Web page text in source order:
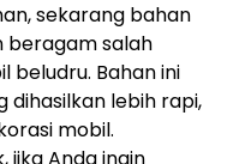
sekarang bahan
beragam salah
beludru. Bahan ini
dihasilkan lebih rapi,
mobil.